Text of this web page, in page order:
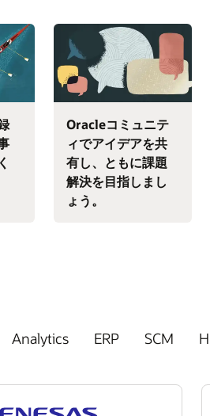
Oracleコミュニテ
ィでアイデアを共
有し、ともに課題
解決を目指しまし
ょう。
Analytics ERP SCM